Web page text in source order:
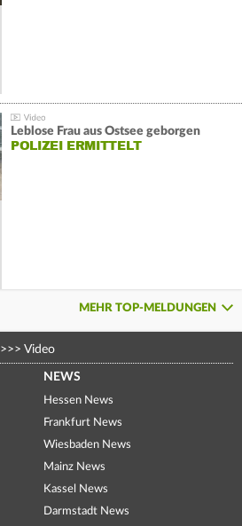
Leblose Frau aus Ostsee geborgen
POLIZEI ERMITTELT
MEHR TOP-MELDUNGEN
>>> Video
NEWS
Hessen News
Frankfurt News
Wiesbaden News
Mainz News
Kassel News
Darmstadt News